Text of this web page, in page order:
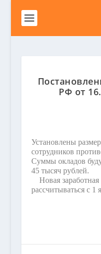
РФ от
Установлены
сотрудников
Суммы окладов
45 тысяч рублей.
Новая заработная
рассчитываться с 1